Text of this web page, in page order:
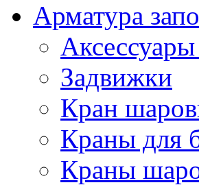
Арматура
Задвижки
Кран
Краны для
Краны